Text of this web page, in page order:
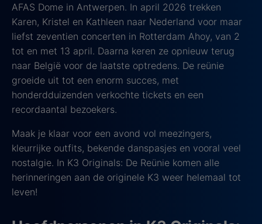
AFAS Dome in Antwerpen. In april 2026 trekken
Karen, Kristel en Kathleen naar Nederland voor maar
liefst zeventien concerten in Rotterdam Ahoy, van 2
tot en met 13 april. Daarna keren ze opnieuw terug
naar België voor de laatste optredens. De reünie
groeide uit tot een enorm succes, met
honderdduizenden verkochte tickets en een
recordaantal bezoekers.
Maak je klaar voor een avond vol meezingers,
kleurrijke outfits, bekende danspasjes en vooral veel
nostalgie. In K3 Originals: De Reünie komen alle
herinneringen aan de originele K3 weer helemaal tot
leven!